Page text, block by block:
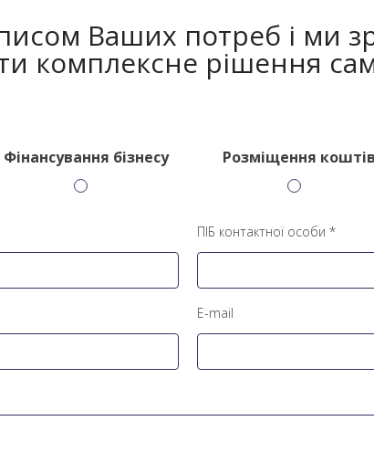
Ваших потреб і ми
комплексне рішення
Фінансування бізнесу Розміщення коштів
ПІБ контактної особи *
E-mail